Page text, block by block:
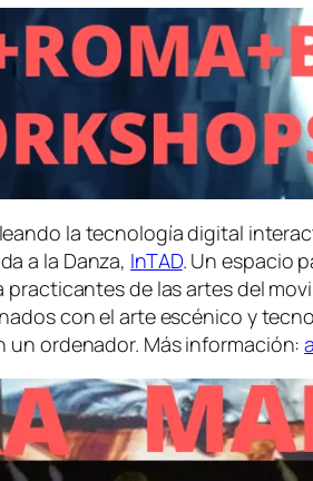
la tecnología digital
a la Danza, InTAD. Un espacio
de las artes del
con el arte escénico y
un ordenador. Más información: